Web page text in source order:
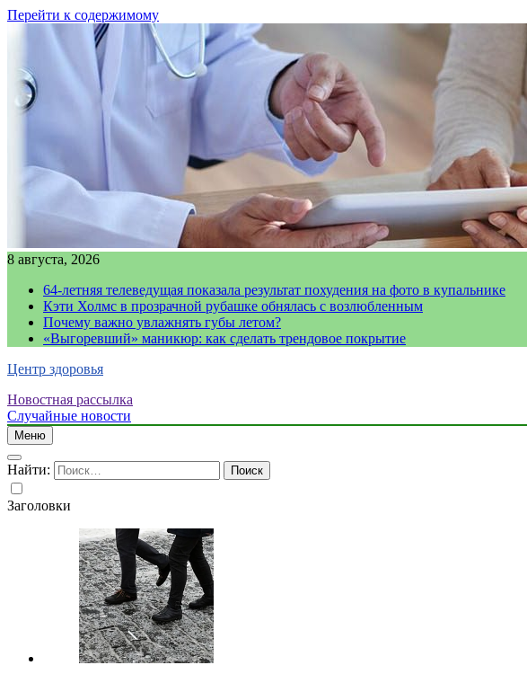
Перейти к содержимому
8 августа, 2026
64-летняя телеведущая показала результат похудения на фото в купальнике
Кэти Холмс в прозрачной рубашке обнялась с возлюбленным
Почему важно увлажнять губы летом?
«Выгоревший» маникюр: как сделать трендовое покрытие
Центр здоровья
Новостная рассылка
Случайные новости
Меню
Найти:
Заголовки